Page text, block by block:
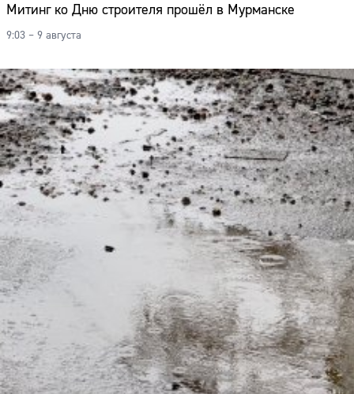
Митинг ко Дню строителя прошёл в Мурманске
9:03 – 9 августа